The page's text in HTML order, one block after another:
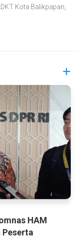
Kota Balikpapan,
HAM